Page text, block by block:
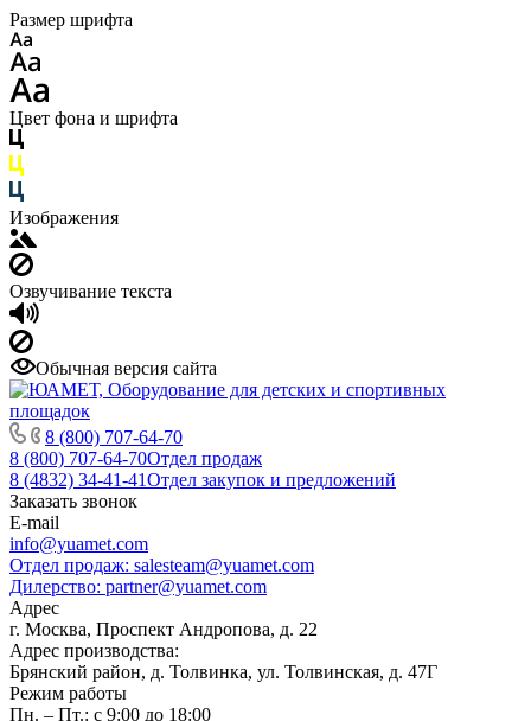
Размер шрифта
Цвет фона и шрифта
Изображения
Озвучивание текста
Обычная версия сайта
8 (800) 707-64-70
8 (800) 707-64-70Отдел продаж
8 (4832) 34-41-41Отдел закупок и предложений
Заказать звонок
E-mail
info@yuamet.com
Отдел продаж: salesteam@yuamet.com
Дилерство: partner@yuamet.com
Адрес
г. Москва, Проспект Андропова, д. 22
Адрес производства:
Брянский район, д. Толвинка, ул. Толвинская, д. 47Г
Режим работы
Пн. – Пт.: с 9:00 до 18:00